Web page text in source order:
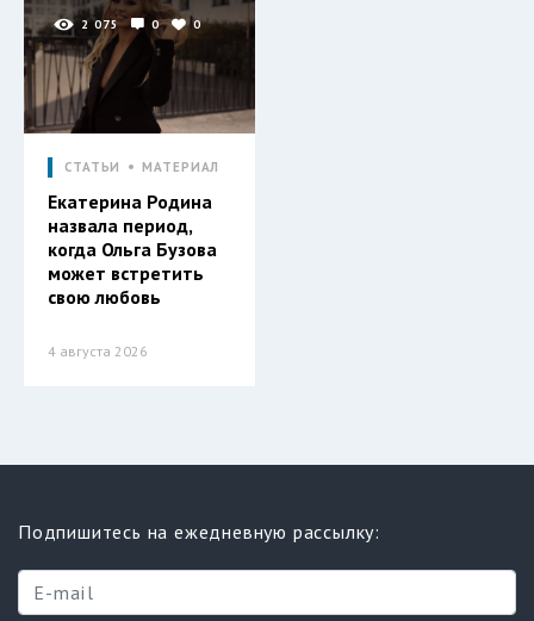
2 075 0 0
СТАТЬИ МАТЕРИАЛ
Екатерина Родина
назвала период,
когда Ольга Бузова
может встретить
свою любовь
4 августа 2026
Подпишитесь на ежедневную рассылку: